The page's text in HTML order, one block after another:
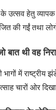
उत्सव हेतु
की गईं तथा
बात थी वह
में
चारों ओर